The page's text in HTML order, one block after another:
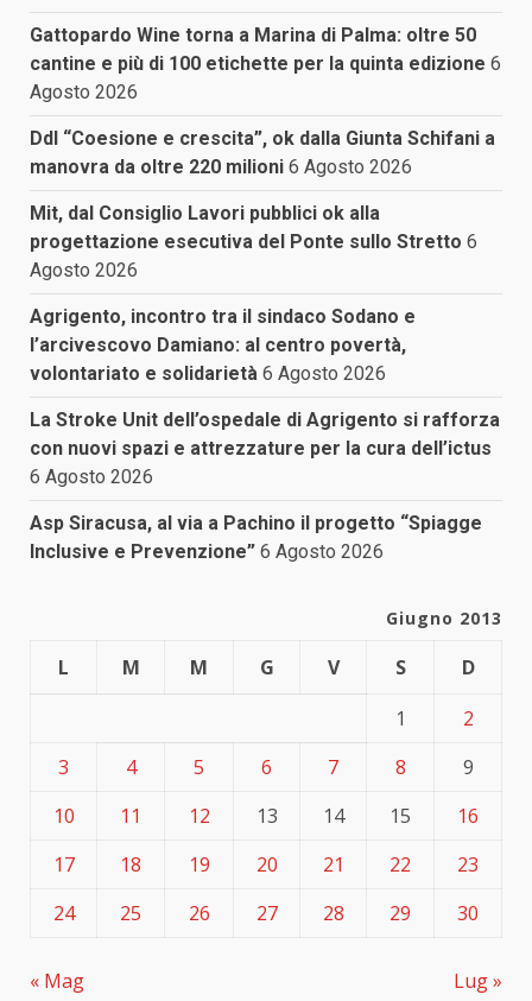
Gattopardo Wine torna a Marina di Palma: oltre 50
cantine e più di 100 etichette per la quinta edizione 6
Agosto 2026
Ddl “Coesione e crescita”, ok dalla Giunta Schifani a
manovra da oltre 220 milioni 6 Agosto 2026
Mit, dal Consiglio Lavori pubblici ok alla
progettazione esecutiva del Ponte sullo Stretto 6
Agosto 2026
Agrigento, incontro tra il sindaco Sodano e
l’arcivescovo Damiano: al centro povertà,
volontariato e solidarietà 6 Agosto 2026
La Stroke Unit dell’ospedale di Agrigento si rafforza
con nuovi spazi e attrezzature per la cura dell’ictus
6 Agosto 2026
Asp Siracusa, al via a Pachino il progetto “Spiagge
Inclusive e Prevenzione” 6 Agosto 2026
Giugno 2013
L M M G V S
D
1
2
3
4 5 6 7 8
9
10
11 12 13 14 15
16
17
18 19 20 21 22
23
24
25 26 27 28 29 30
« Mag Lug »